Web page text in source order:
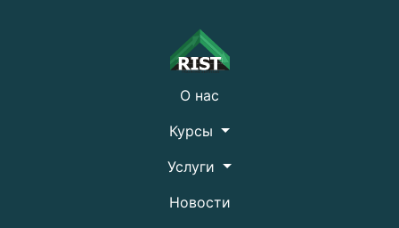
О нас
Курсы
Услуги
Новости